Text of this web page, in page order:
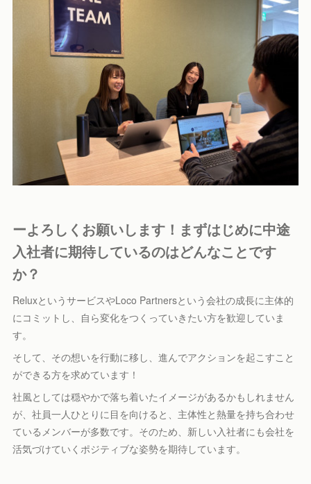
ーよろしくお願いします！まずはじめに中途
入社者に期待しているのはどんなことです
か？
ReluxというサービスやLoco Partnersという会社の成長に主体的
にコミットし、自ら変化をつくっていきたい方を歓迎していま
す。
そして、その想いを行動に移し、進んでアクションを起こすこと
ができる方を求めています！
社風としては穏やかで落ち着いたイメージがあるかもしれません
が、社員一人ひとりに目を向けると、主体性と熱量を持ち合わせ
ているメンバーが多数です。そのため、新しい入社者にも会社を
活気づけていくポジティブな姿勢を期待しています。